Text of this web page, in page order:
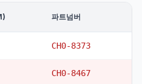
파트넘버
CH0-8373
CH0-8467